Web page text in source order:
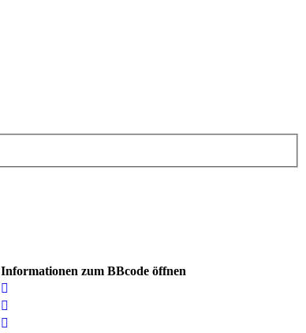
Informationen zum BBcode öffnen